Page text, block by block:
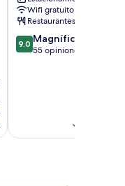
Wifi gratuito
Restaurantes
9.0
de
9.0 Magnífico
55 opiniones